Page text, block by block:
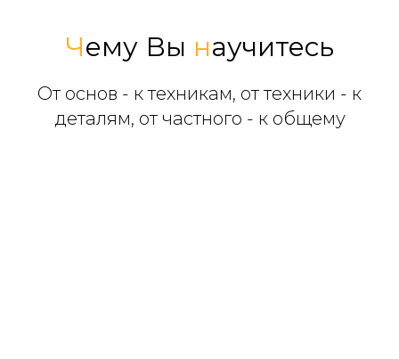
Чему Вы научитесь
От основ - к техникам, от техники - к
деталям, от частного - к общему